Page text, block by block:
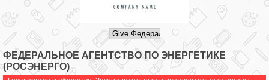
ФЕДЕРАЛЬНОЕ АГЕНТСТВО ПО ЭНЕРГЕТИКЕ
(РОСЭНЕРГО)